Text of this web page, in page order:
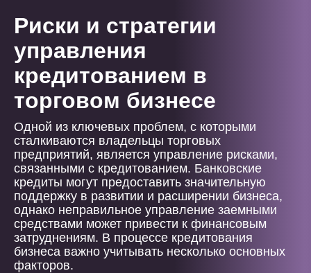
Риски и стратегии
управления
кредитованием в
торговом бизнесе
Одной из ключевых проблем, с которыми
сталкиваются владельцы торговых
предприятий, является управление рисками,
связанными с кредитованием. Банковские
кредиты могут предоставить значительную
поддержку в развитии и расширении бизнеса,
однако неправильное управление заемными
средствами может привести к финансовым
затруднениям. В процессе кредитования
бизнеса важно учитывать несколько основных
факторов.